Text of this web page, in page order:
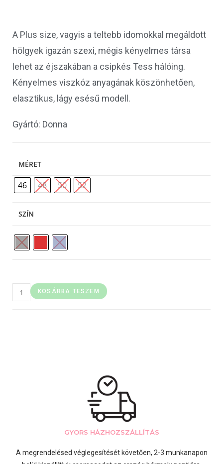
A Plus size, vagyis a teltebb idomokkal megáldott
hölgyek igazán szexi, mégis kényelmes társa
lehet az éjszakában a csipkés Tess hálóing.
Kényelmes viszkóz anyagának köszönhetően,
elasztikus, lágy esésű modell.
Gyártó: Donna
MÉRET
46 48 50 52
SZÍN
KOSÁRBA TESZEM
GYORS HÁZHOZSZÁLLÍTÁS
A megrendelésed véglegesítését követően, 2-3 munkanapon